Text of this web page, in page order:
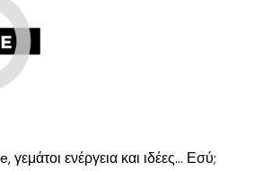
γεμάτοι ενέργεια και ιδέες… Εσύ;